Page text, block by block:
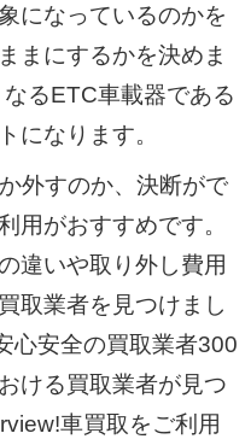
になっているのかを
まにするかを決めま
るETC車載器である
になります。
外すのか、決断がで
用がおすすめです。
違いや取り外し費用
取業者を見つけまし
心安全の買取業者300
ける買取業者が見つ
車買取をご利用